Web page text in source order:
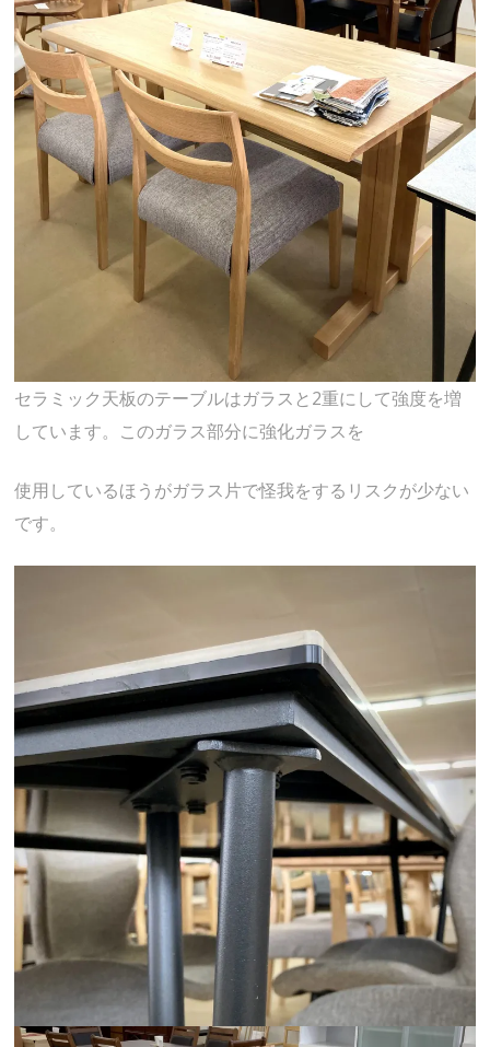
セラミック天板のテーブルはガラスと2重にして強度を増
しています。このガラス部分に強化ガラスを
使用しているほうがガラス片で怪我をするリスクが少ない
です。